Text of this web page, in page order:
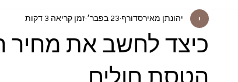
כיצד לחשב את מחיר
יהונתן מאירסדורף 23 בפבר׳ זמן קריאה 3 דקות